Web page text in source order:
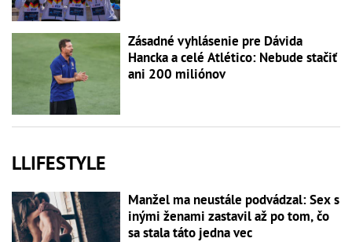
Zásadné vyhlásenie pre Dávida
Hancka a celé Atlético: Nebude stačiť
ani 200 miliónov
LLIFESTYLE
Manžel ma neustále podvádzal: Sex s
inými ženami zastavil až po tom, čo
sa stala táto jedna vec